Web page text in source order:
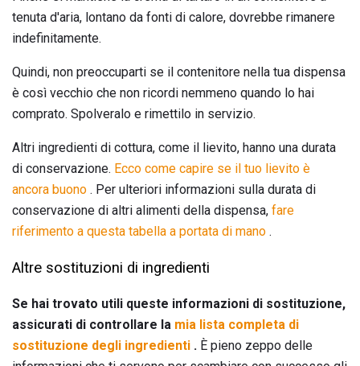
tenuta d'aria, lontano da fonti di calore, dovrebbe rimanere
indefinitamente.
Quindi, non preoccuparti se il contenitore nella tua dispensa
è così vecchio che non ricordi nemmeno quando lo hai
comprato. Spolveralo e rimettilo in servizio.
Altri ingredienti di cottura, come il lievito, hanno una durata
di conservazione. Ecco come capire se il tuo lievito è
ancora buono . Per ulteriori informazioni sulla durata di
conservazione di altri alimenti della dispensa, fare
riferimento a questa tabella a portata di mano .
Altre sostituzioni di ingredienti
Se hai trovato utili queste informazioni di sostituzione,
assicurati di controllare la mia lista completa di
sostituzione degli ingredienti . È pieno zeppo delle